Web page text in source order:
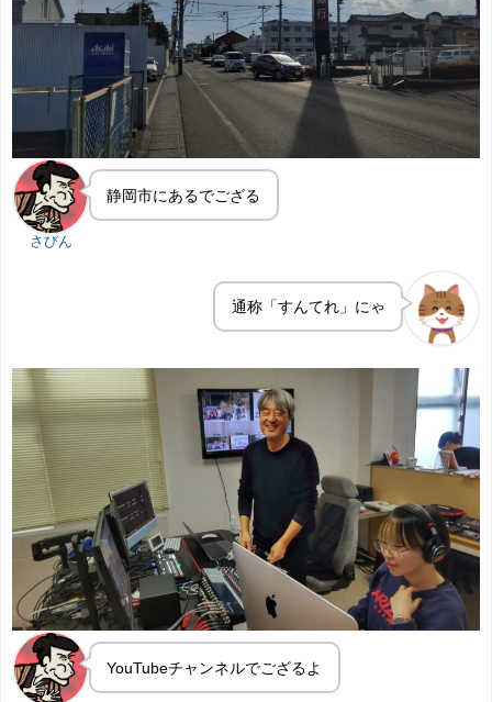
さびん
静岡市にあるでござる
通称「すんてれ」にゃ
YouTubeチャンネルでござるよ